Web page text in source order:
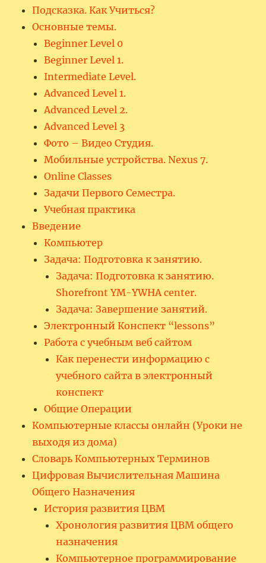
Подсказка. Как Учиться?
Основные темы.
Beginner Level 0
Beginner Level 1.
Intermediate Level.
Advanced Level 1.
Advanced Level 2.
Advanced Level 3
Фото – Видео Студия.
Мобильные устройства. Nexus 7.
Online Classes
Задачи Первого Семестра.
Учебная практика
Введение
Компьютер
Задача: Подготовка к занятию.
Задача: Подготовка к занятию.
Shorefront YM-YWHA center.
Задача: Завершение занятий.
Электронный Конспект “lessons”
Работа с учебным веб сайтом
Как перенести информацию с
учебного сайта в электронный
конспект
Общие Операции
Компьютерные классы онлайн (Уроки не
выходя из дома)
Словарь Компьютерных Терминов
Цифровая Вычислительная Машина
Общего Назначения
История развития ЦВМ
Хронология развития ЦВМ общего
назначения
Компьютерное программирование